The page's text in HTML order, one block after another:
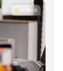
LIVROS